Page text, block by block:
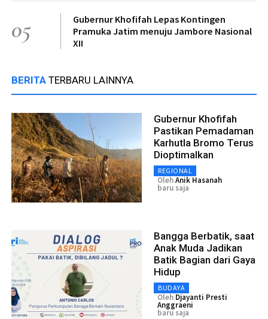
05
Gubernur Khofifah Lepas Kontingen
Pramuka Jatim menuju Jambore Nasional
XII
BERITA TERBARU LAINNYA
Gubernur Khofifah
Pastikan Pemadaman
Karhutla Bromo Terus
Dioptimalkan
REGIONAL
OlehAnik Hasanah
baru saja
Bangga Berbatik, saat
Anak Muda Jadikan
Batik Bagian dari Gaya
Hidup
BUDAYA
Oleh Djayanti Presti
Anggraeni
baru saja